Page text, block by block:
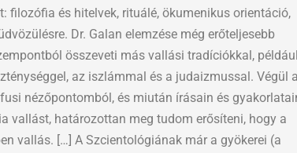
filozófia és hitelvek, rituálé, ökumenikus orientáció,
Dr. Galan elemzése még erőteljesebb
összeveti más vallási tradíciókkal,
az iszlámmal és a judaizmussal. Végül
nézőpontomból, és miután írásain és
vallást, határozottan meg tudom erősíteni, hogy a
vallás. […] A Szcientológiának már a gyökerei (a